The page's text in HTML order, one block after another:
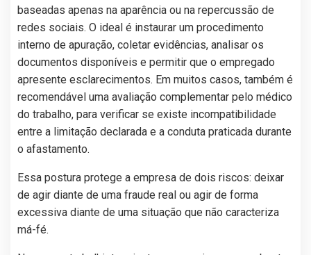
baseadas apenas na aparência ou na repercussão de
redes sociais. O ideal é instaurar um procedimento
interno de apuração, coletar evidências, analisar os
documentos disponíveis e permitir que o empregado
apresente esclarecimentos. Em muitos casos, também é
recomendável uma avaliação complementar pelo médico
do trabalho, para verificar se existe incompatibilidade
entre a limitação declarada e a conduta praticada durante
o afastamento.
Essa postura protege a empresa de dois riscos: deixar
de agir diante de uma fraude real ou agir de forma
excessiva diante de uma situação que não caracteriza
má-fé.